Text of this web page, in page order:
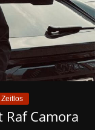
Zeitlos
Raf Camora